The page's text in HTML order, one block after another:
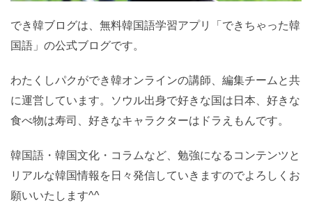
でき韓ブログは、無料韓国語学習アプリ「できちゃった韓
国語」の公式ブログです。
わたくしパクができ韓オンラインの講師、編集チームと共
に運営しています。ソウル出身で好きな国は日本、好きな
食べ物は寿司、好きなキャラクターはドラえもんです。
韓国語・韓国文化・コラムなど、勉強になるコンテンツと
リアルな韓国情報を日々発信していきますのでよろしくお
願いいたします^^